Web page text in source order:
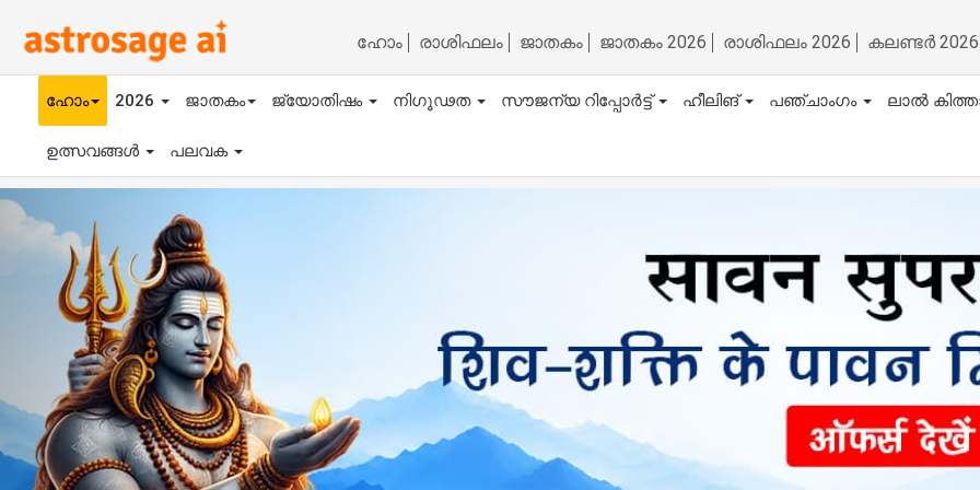
ഹോം രാശിഫലം ജാതകം ജാതകം 2026 രാശിഫലം 2026 കലണ്ടർ 2026
ഹോം 2026 ജാതകം ജ്യോതിഷം നിഗൂഢത സൗജന്യ റിപ്പോർട്ട് ഹീലിങ് പഞ്ചാംഗം ലാൽ
ഉത്സവങ്ങൾ പലവക
Previous